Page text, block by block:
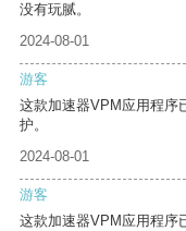
没有玩腻。
2024-08-01
游客
这款加速器VPM应用程序
护。
2024-08-01
游客
这款加速器VPM应用程序